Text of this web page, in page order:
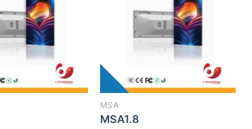
MSA
MSA1.8